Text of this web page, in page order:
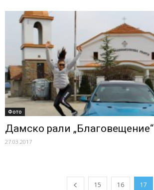
Фото
Дамско рали „Благовещение“
27.03.2017
15 16 17